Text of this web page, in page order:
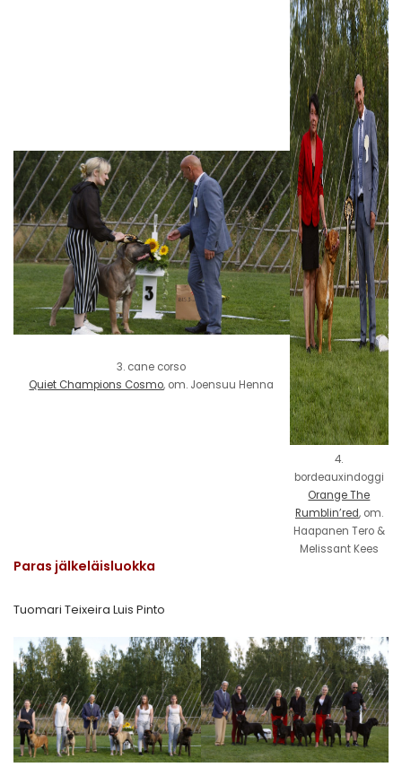
3. cane corso
Quiet Champions Cosmo, om. Joensuu Henna
4.
bordeauxindoggi
Orange The
Rumblin’red, om.
Haapanen Tero &
Melissant Kees
Paras jälkeläisluokka
Tuomari Teixeira Luis Pinto